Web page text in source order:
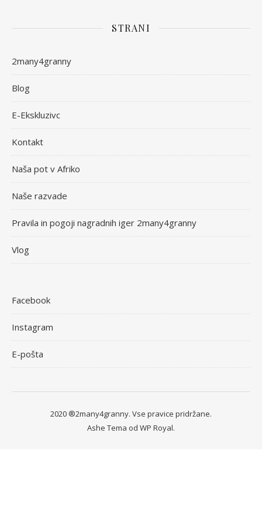
STRANI
2many4granny
Blog
E-Ekskluzivc
Kontakt
Naša pot v Afriko
Naše razvade
Pravila in pogoji nagradnih iger 2many4granny
Vlog
Facebook
Instagram
E-pošta
2020 ®2many4granny. Vse pravice pridržane.
Ashe Tema od WP Royal.